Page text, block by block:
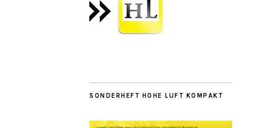
SONDERHEFT HOHE LUFT KOMPAKT